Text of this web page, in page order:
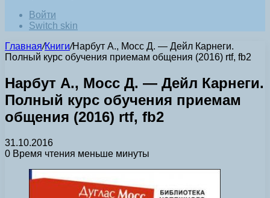
Войти
Switch skin
Главная/Книги/Нарбут А., Мосс Д. — Дейл Карнеги.
Полный курс обучения приемам общения (2016) rtf, fb2
Нарбут А., Мосс Д. — Дейл Карнеги.
Полный курс обучения приемам
общения (2016) rtf, fb2
31.10.2016
0 Время чтения меньше минуты